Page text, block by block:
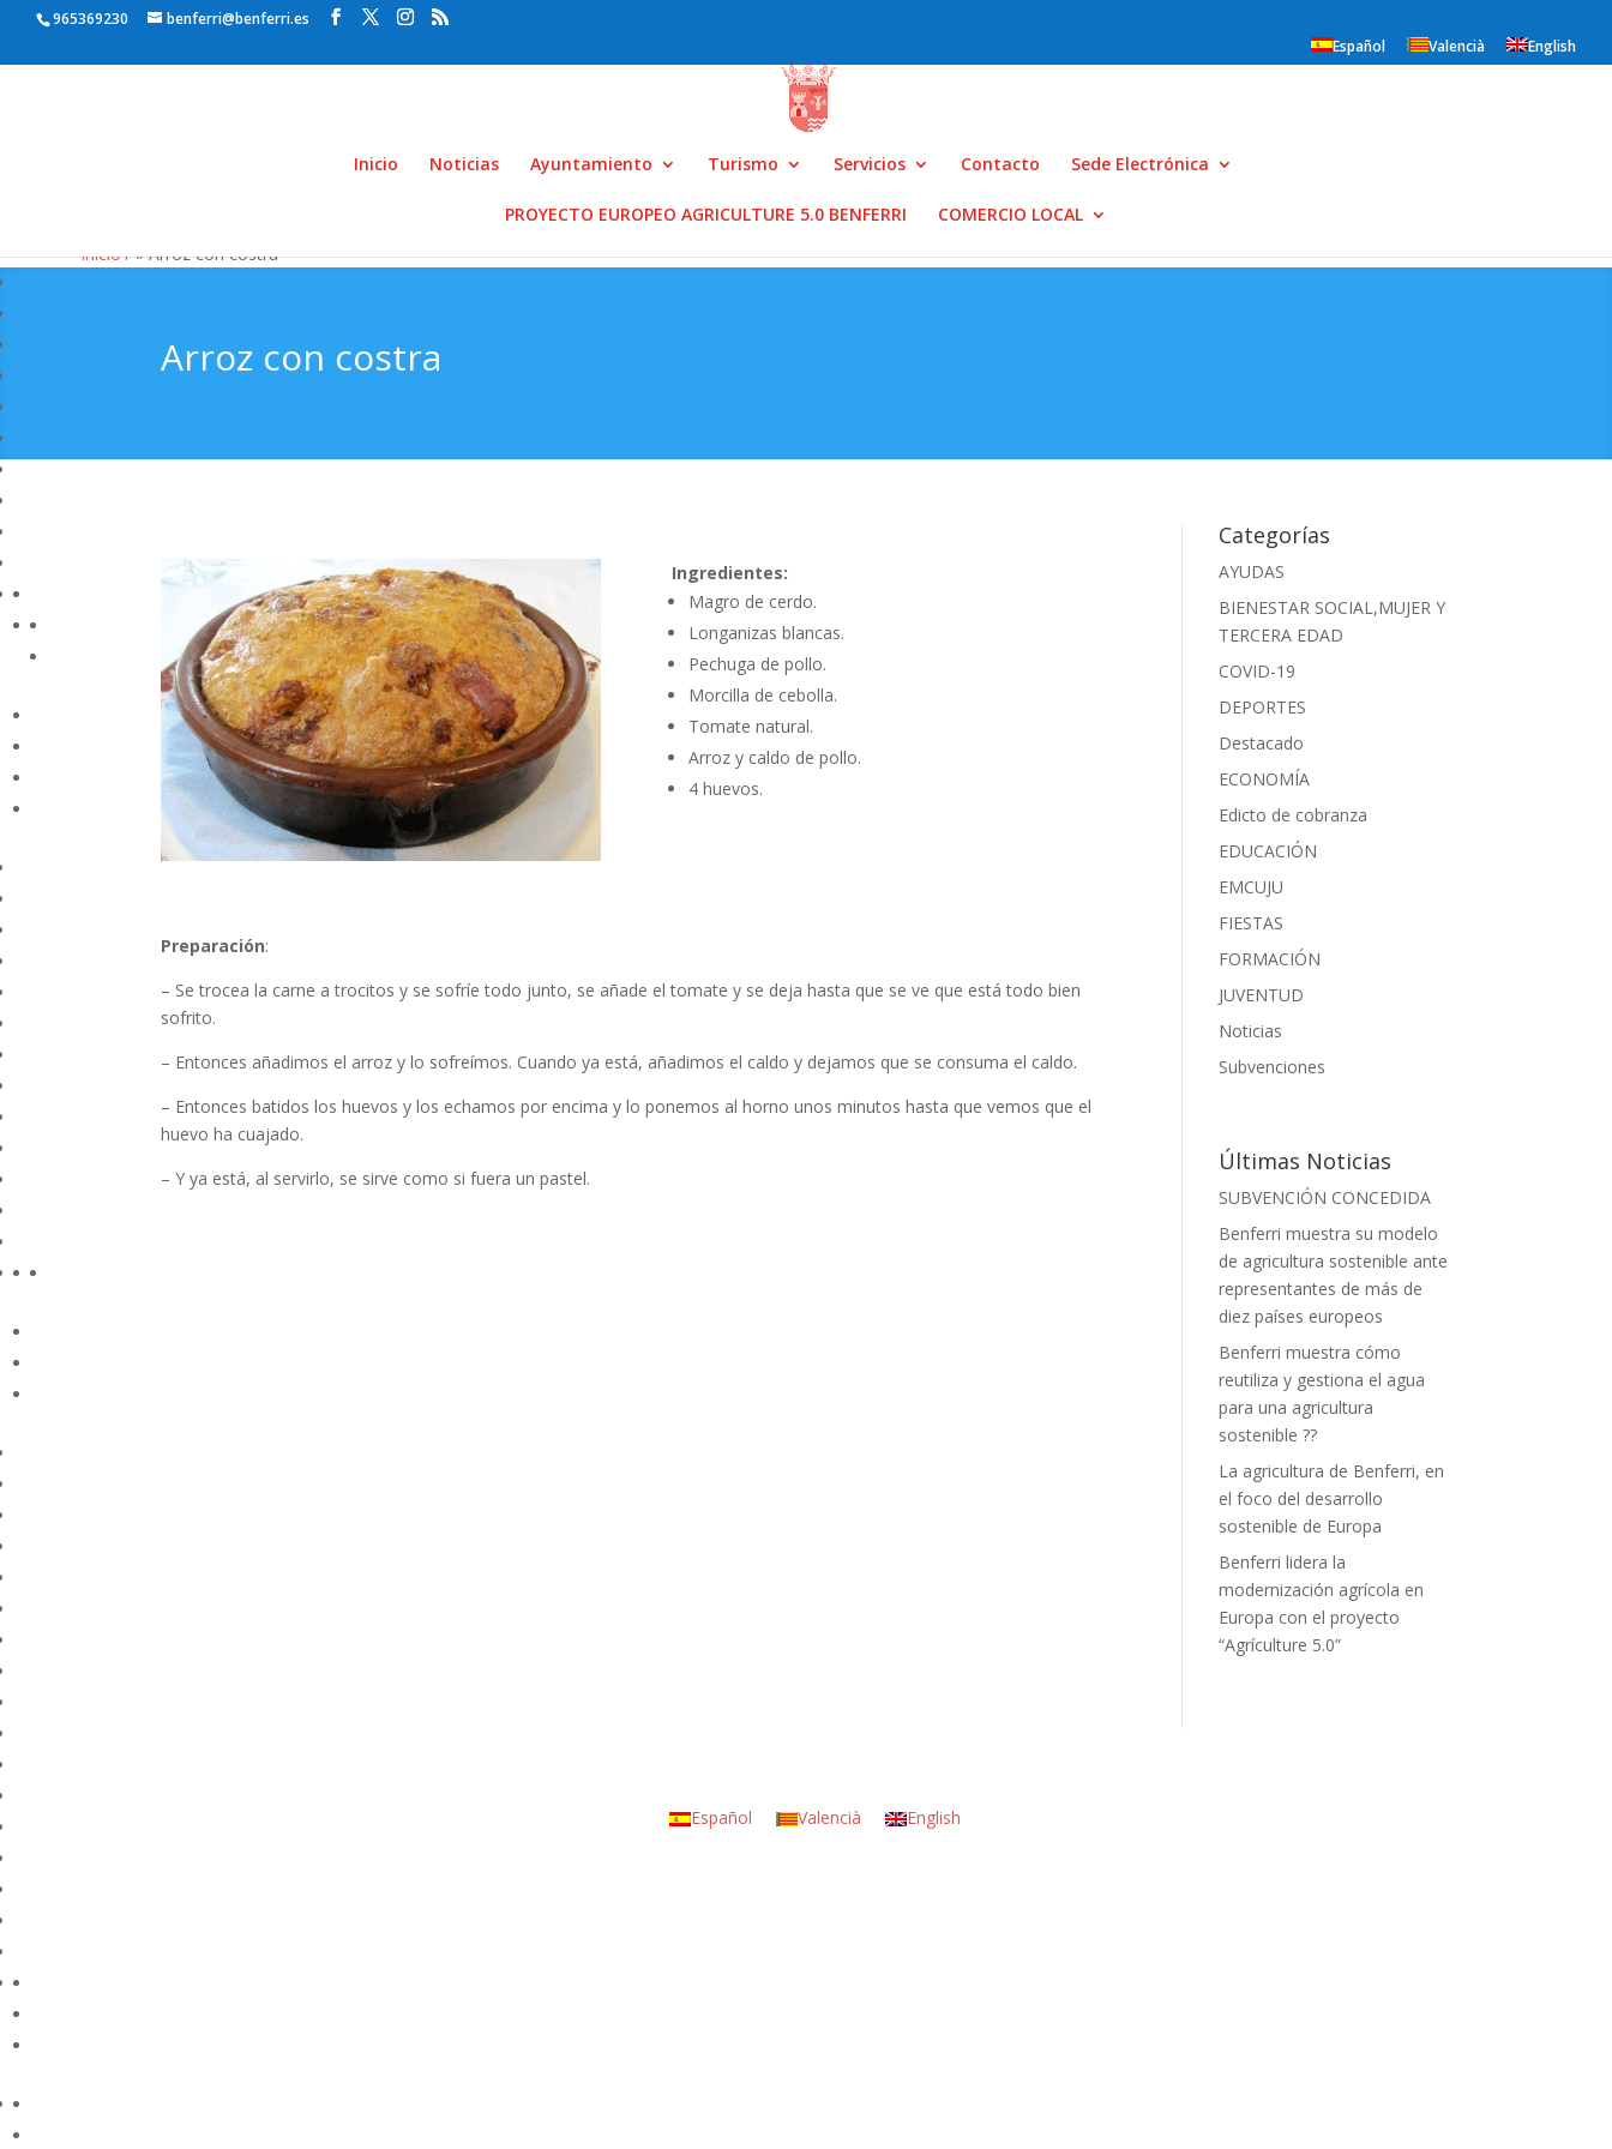
965369230
benferri@benferri.es
Español
Valencià English
Inicio Noticias Ayuntamiento Turismo Servicios Contacto Sede Electrónica
PROYECTO EUROPEO AGRICULTURE 5.0 BENFERRI
COMERCIO LOCAL
Inicio1» Arroz con costra
Arroz con costra
Ingredientes:
Magro de cerdo.
Longanizas blancas.
Pechuga de pollo.
Morcilla de cebolla.
Tomate natural.
Arroz y caldo de pollo.
4 huevos.
Preparación:
– Se trocea la carne a trocitos y se sofríe todo junto, se añade el tomate y se deja hasta que se ve que está todo bien
sofrito.
– Entonces añadimos el arroz y lo sofreímos. Cuando ya está, añadimos el caldo y dejamos que se consuma el caldo.
– Entonces batidos los huevos y los echamos por encima y lo ponemos al horno unos minutos hasta que vemos que el
huevo ha cuajado.
– Y ya está, al servirlo, se sirve como si fuera un pastel.
Categorías
AYUDAS
BIENESTAR SOCIAL,MUJER Y
TERCERA EDAD
COVID-19
DEPORTES
Destacado
ECONOMÍA
Edicto de cobranza
EDUCACIÓN
EMCUJU
FIESTAS
FORMACIÓN
JUVENTUD
Noticias
Subvenciones
Últimas Noticias
SUBVENCIÓN CONCEDIDA
Benferri muestra su modelo
de agricultura sostenible ante
representantes de más de
diez países europeos
Benferri muestra cómo
reutiliza y gestiona el agua
para una agricultura
sostenible ??
La agricultura de Benferri, en
el foco del desarrollo
sostenible de Europa
Benferri lidera la
modernización agrícola en
Europa con el proyecto
“Agrículture 5.0”
Español Valencià English